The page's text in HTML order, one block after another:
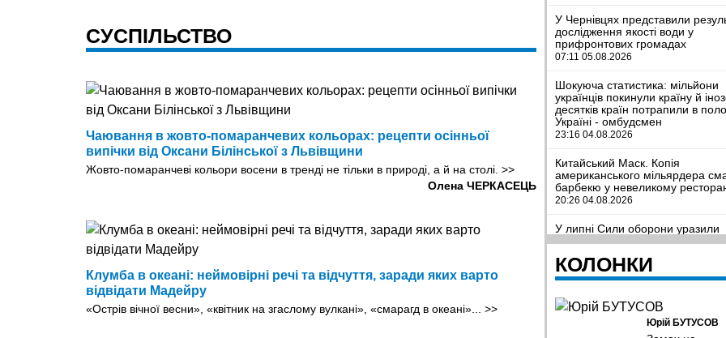
СУСПІЛЬСТВО
Чаювання в жовто-помаранчевих кольорах: рецепти осінньої
випічки від Оксани Білінської з Львівщини
Жовто-помаранчеві кольори восени в тренді не тільки в природі, а й на столі. >>
Олена ЧЕРКАСЕЦЬ
Клумба в океані: неймовірні речі та відчуття, заради яких варто
відвідати Мадейру
«Острів вічної весни», «квітник на згаслому вулкані», «смарагд в океані»... >>
У Чернівцях представили
дослідження якості води у
прифронтових громадах
07:11 05.08.2026
Шокуюча статистика: мільйони
українців покинули країну й
десятків країн потрапили в
Україні - омбудсмен
23:16 04.08.2026
Китайський Маск. Копія
американського мільярдера
барбекю у невеликому
20:26 04.08.2026
У липні Сили оборони уразили
інфраструктури
19:22 04.08.2026
Виробництво електроенергії на
Дністровській ГЕС зменшилося
КОЛОНКИ
Юрій БУТУСОВ